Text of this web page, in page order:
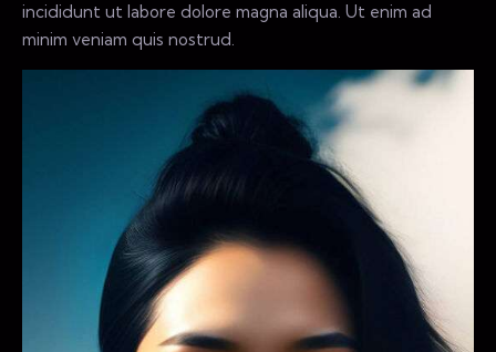
incididunt ut labore dolore magna aliqua. Ut enim ad
minim veniam quis nostrud.